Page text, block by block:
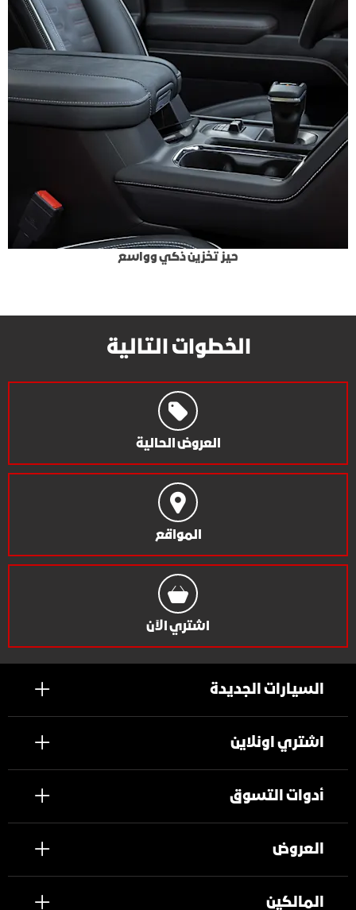
حيز تخزين ذكي وواسع
الخطوات التالية
العروض الحالية
المواقع
اشتري الآن
السيارات الجديدة
اشتري اونلاين
أدوات التسوق
العروض
المالكين